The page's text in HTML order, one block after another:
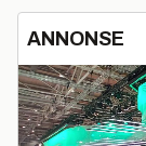
ANNONSE